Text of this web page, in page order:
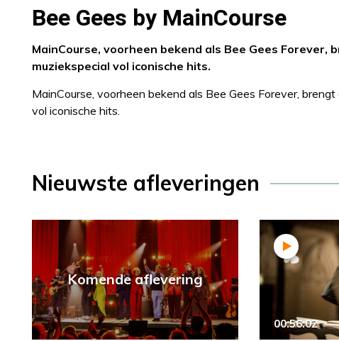
Bee Gees by MainCourse
MainCourse, voorheen bekend als Bee Gees
muziekspecial vol iconische hits.
MainCourse, voorheen bekend als Bee Gees Forever,
vol iconische hits.
Nieuwste afleveringen
Komende aflevering
00:56:02